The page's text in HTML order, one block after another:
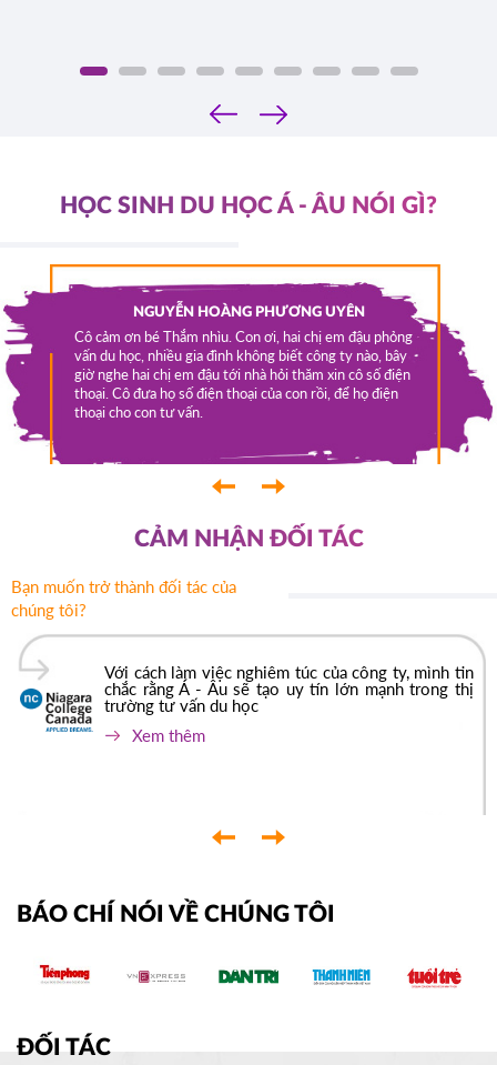
‹
›
HỌC SINH DU HỌC Á - ÂU NÓI GÌ?
qua em
ở
được
là bắt
- Âu rất
NGUYỄN HOÀNG PHƯƠNG UYÊN
Cô cảm ơn bé Thắm nhìu. Con ơi, hai chị em đậu phỏng
vấn du học, nhiều gia đình không biết công ty nào, bây
giờ nghe hai chị em đậu tới nhà hỏi thăm xin cô số điện
thoại. Cô đưa họ số điện thoại của con rồi, để họ điện
thoại cho con tư vấn.
Tui
lớp 11.
việc
›
CẢM NHẬN ĐỐI TÁC
Bạn muốn trở thành đối tác của
chúng tôi?
Với cách làm việc nghiêm túc của công ty, mình tin
chắc rằng Á - Âu sẽ tạo uy tín lớn mạnh trong thị
trường tư vấn du học
Xem thêm
‹
›
BÁO CHÍ NÓI VỀ CHÚNG TÔI
ĐỐI TÁC